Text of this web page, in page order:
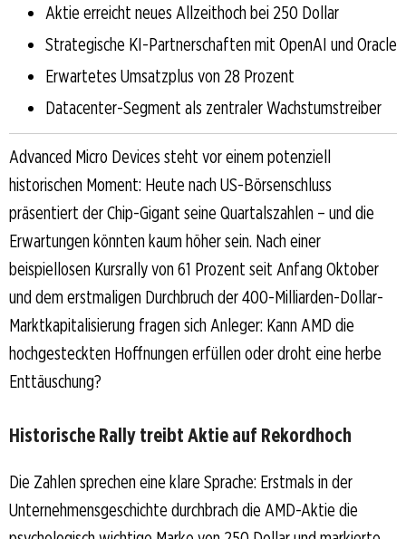
Aktie erreicht neues Allzeithoch bei 250 Dollar
Strategische KI-Partnerschaften mit OpenAI und Oracle
Erwartetes Umsatzplus von 28 Prozent
Datacenter-Segment als zentraler Wachstumstreiber
Advanced Micro Devices steht vor einem potenziell
historischen Moment: Heute nach US-Börsenschluss
präsentiert der Chip-Gigant seine Quartalszahlen – und die
Erwartungen könnten kaum höher sein. Nach einer
beispiellosen Kursrally von 61 Prozent seit Anfang Oktober
und dem erstmaligen Durchbruch der 400-Milliarden-Dollar-
Marktkapitalisierung fragen sich Anleger: Kann AMD die
hochgesteckten Hoffnungen erfüllen oder droht eine herbe
Enttäuschung?
Historische Rally treibt Aktie auf Rekordhoch
Die Zahlen sprechen eine klare Sprache: Erstmals in der
Unternehmensgeschichte durchbrach die AMD-Aktie die